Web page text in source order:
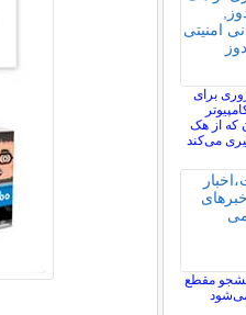
برای
از هک
می‌کند
مقطع